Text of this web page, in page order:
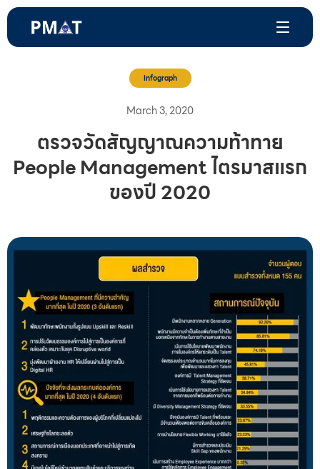
Infograph
March 3, 2020
ตรวจวัดสัญญาณความท้าทาย
People Management ไตรมาสแรก
ของปี 2020